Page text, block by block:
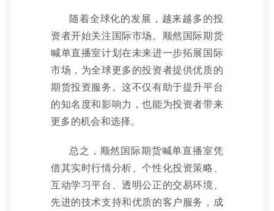
随着全球化的发展，越来越多的投
资者开始关注国际市场。顺然国际期货
喊单直播室计划在未来进一步拓展国际
市场，为全球更多的投资者提供优质的
期货投资服务。这不仅有助于提升平台
的知名度和影响力，也能为投资者带来
更多的机会和选择。
总之，顺然国际期货喊单直播室凭
借其实时行情分析、个性化投资策略、
互动学习平台、透明公正的交易环境、
先进的技术支持和优质的客户服务，成